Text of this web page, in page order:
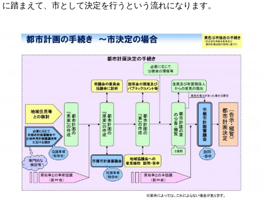
に踏まえて、市として決定を行うという流れになります。